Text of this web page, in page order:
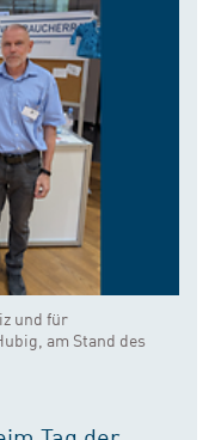
und für
am Stand des